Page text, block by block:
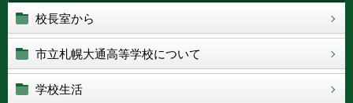
校長室から
市立札幌大通高等学校について
学校生活